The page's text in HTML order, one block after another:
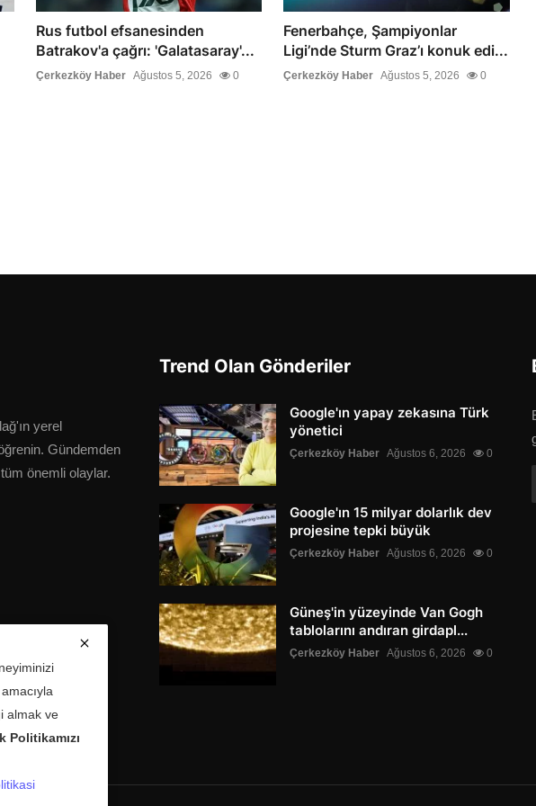
Rus futbol efsanesinden
Batrakov'a çağrı: 'Galatasaray'...
Çerkezköy Haber Ağustos 5, 2026 0
Fenerbahçe, Şampiyonlar
Ligi’nde Sturm Graz’ı konuk edi...
Çerkezköy Haber Ağustos 5, 2026 0
yerel
Gündemden
önemli olaylar.
Trend Olan Gönderiler
Google'ın yapay zekasına Türk
yönetici
Çerkezköy Haber Ağustos 6, 2026 0
Google'ın 15 milyar dolarlık dev
projesine tepki büyük
Çerkezköy Haber Ağustos 6, 2026 0
Güneş'in yüzeyinde Van Gogh
tablolarını andıran girdapl...
Çerkezköy Haber Ağustos 6, 2026 0
almak ve
Politikamızı